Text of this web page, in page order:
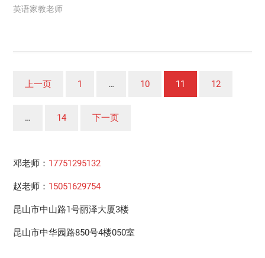
英语家教老师
上一页 1 … 10 11 12
… 14 下一页
邓老师： 17751295132
赵老师： 15051629754
昆山市中山路1号丽泽大厦3楼
昆山市中华园路850号4楼050室